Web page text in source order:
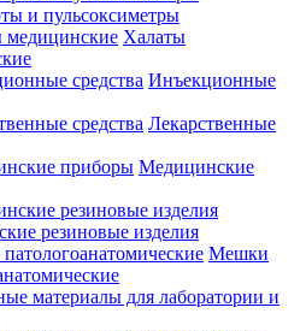
и пульсоксиметры
Халаты
Инъекционные
Лекарственные
Медицинские
резиновые изделия
Мешки